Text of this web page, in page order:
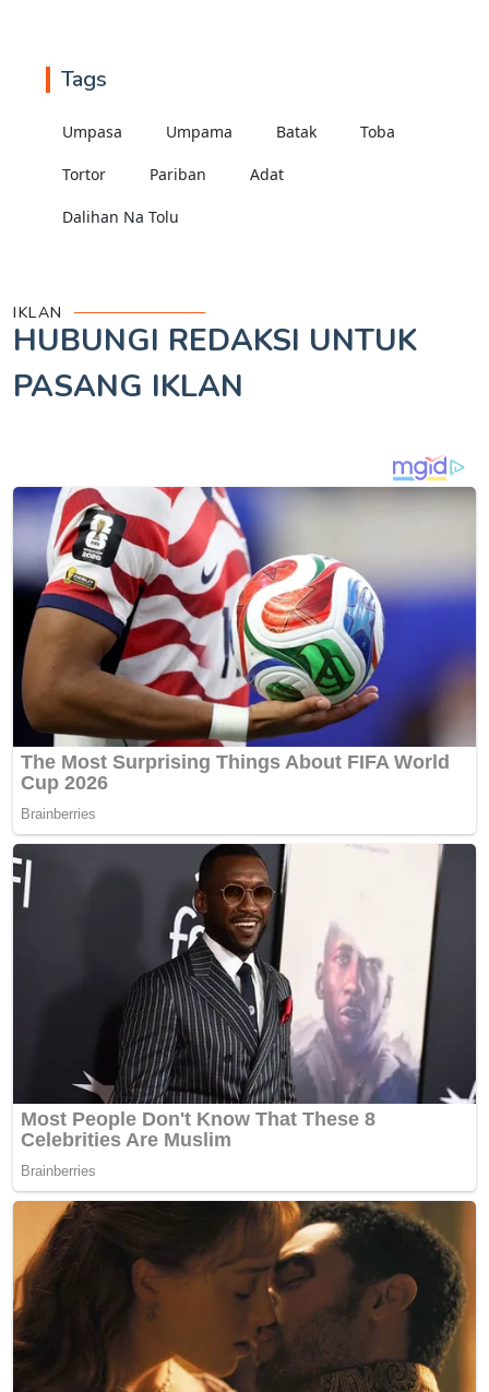
Tags
Umpasa Umpama Batak Toba
Tortor Pariban Adat
Dalihan Na Tolu
IKLAN
HUBUNGI REDAKSI UNTUK
PASANG IKLAN